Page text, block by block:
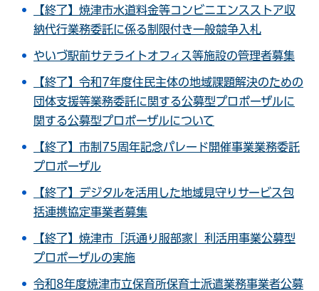
【終了】焼津市水道料金等コンビニエンスストア収
納代行業務委託に係る制限付き一般競争入札
やいづ駅前サテライトオフィス等施設の管理者募集
【終了】令和7年度住民主体の地域課題解決のための
団体支援等業務委託に関する公募型プロポーザルに
関する公募型プロポーザルについて
【終了】市制75周年記念パレード開催事業業務委託
プロポーザル
【終了】デジタルを活用した地域見守りサービス包
括連携協定事業者募集
【終了】焼津市「浜通り服部家」利活用事業公募型
プロポーザルの実施
令和8年度焼津市立保育所保育士派遣業務事業者公募